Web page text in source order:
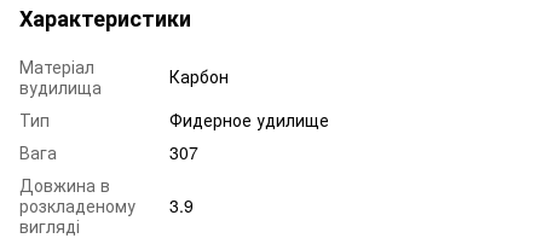
Характеристики
Матеріал
вудилища
Карбон
Тип
Фидерное удилище
Вага
307
Довжина в
розкладеному
вигляді
3.9